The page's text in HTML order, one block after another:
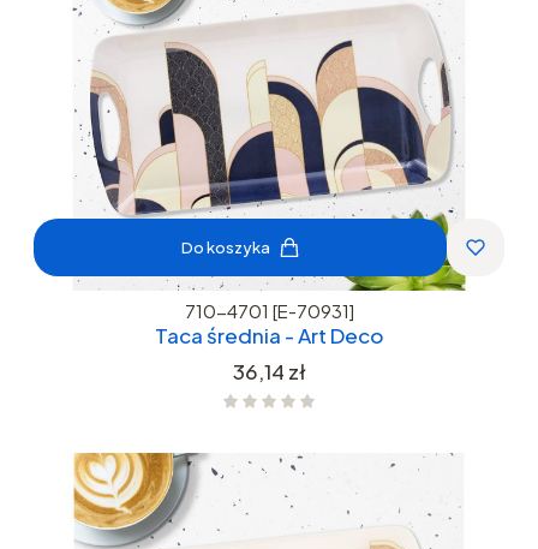
Do koszyka
710-4701 [E-70931]
Taca średnia - Art Deco
Cena
36,14 zł